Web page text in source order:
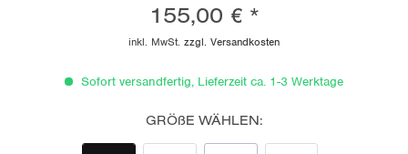
155,00 € *
inkl. MwSt. zzgl. Versandkosten
Sofort versandfertig, Lieferzeit ca. 1-3 Werktage
GRÖßE WÄHLEN: